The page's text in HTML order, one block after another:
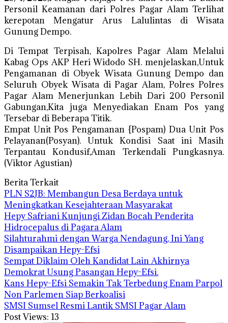
Personil Keamanan dari Polres Pagar Alam Terlihat
kerepotan Mengatur Arus Lalulintas di Wisata
Gunung Dempo.
Di Tempat Terpisah, Kapolres Pagar Alam Melalui
Kabag Ops AKP Heri Widodo SH. menjelaskan,Untuk
Pengamanan di Obyek Wisata Gunung Dempo dan
Seluruh Obyek Wisata di Pagar Alam, Polres Polres
Pagar Alam Menerjunkan Lebih Dari 200 Personil
Gabungan,Kita juga Menyediakan Enam Pos yang
Tersebar di Beberapa Titik.
Empat Unit Pos Pengamanan {Pospam) Dua Unit Pos
Pelayanan(Posyan). Untuk Kondisi Saat ini Masih
Terpantau Kondusif,Aman Terkendali Pungkasnya.
(Viktor Agustian)
Berita Terkait
PLN S2JB: Membangun Desa Berdaya untuk
Meningkatkan Kesejahteraan Masyarakat
Hepy Safriani Kunjungi Zidan Bocah Penderita
Hidrocepalus di Pagara Alam
Silahturahmi dengan Warga Nendagung, Ini Yang
Disampaikan Hepy-Efsi
Sempat Diklaim Oleh Kandidat Lain Akhirnya
Demokrat Usung Pasangan Hepy-Efsi.
Kans Hepy-Efsi Semakin Tak Terbedung Enam Parpol
Non Parlemen Siap Berkoalisi
SMSI Sumsel Resmi Lantik SMSI Pagar Alam
Post Views: 13